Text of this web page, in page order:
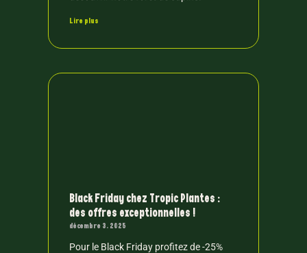
Lire plus
Black Friday chez Tropic Plantes :
des offres exceptionnelles !
décembre 3, 2025
Pour le Black Friday profitez de -25%